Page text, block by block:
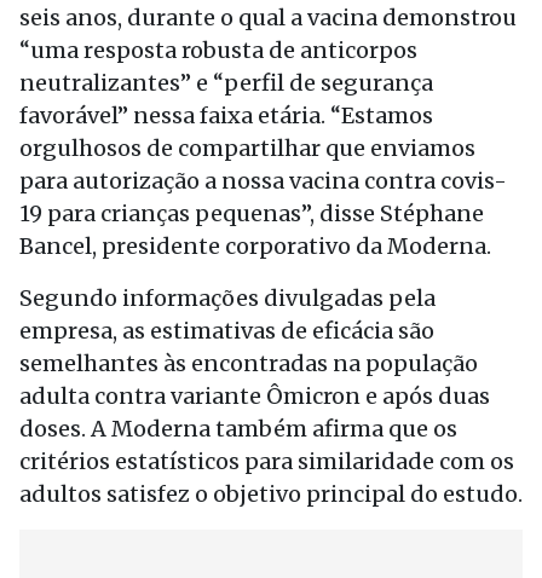
seis anos, durante o qual a vacina demonstrou
“uma resposta robusta de anticorpos
neutralizantes” e “perfil de segurança
favorável” nessa faixa etária. “Estamos
orgulhosos de compartilhar que enviamos
para autorização a nossa vacina contra covis-
19 para crianças pequenas”, disse Stéphane
Bancel, presidente corporativo da Moderna.
Segundo informações divulgadas pela
empresa, as estimativas de eficácia são
semelhantes às encontradas na população
adulta contra variante Ômicron e após duas
doses. A Moderna também afirma que os
critérios estatísticos para similaridade com os
adultos satisfez o objetivo principal do estudo.